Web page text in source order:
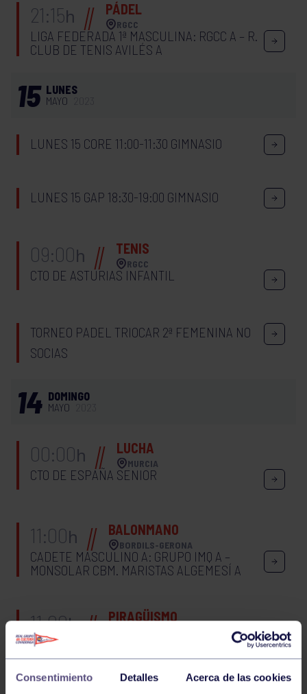
Consentimiento Detalles Acerca de las cookies
21:15h PÁDEL
RGCC
LIGA FEDERADA 1ª MASCULINA: RGCC A – R.
CLUB DE TENIS AVILÉS A
15 LUNES
MAYO
LUNES 15 CORE 11:00-11:30 GIMNASIO
LUNES 15 GAP 18:30-19:00 GIMNASIO
09:00h TENIS
RGCC
CTO DE ASTURIAS INFANTIL
TORNEO PADEL TRIOCAR 2ª FEMENINA NO
SOCIAS
14 DOMINGO
MAYO
00:00h LUCHA
MURCIA
CTO DE ESPAÑA SENIOR
11:00h BALONMANO
BORDILS-GERONA
CADETE MASCULINO A: GRUPO IMQ A –
MONSOLAR CBM. MARISTAS ALGEMESÍ A
11:00h PIRAGÜISMO
JUEGOS DEPORTIVOS DEL PRINCIPADO